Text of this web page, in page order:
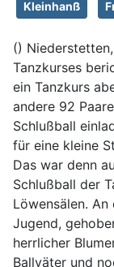
Kleinhanß
()
Tanzkurses
ein Tanzkurs
andere 92
Schlußball
für eine kleine
Das war denn
Schlußball der
Löwensälen.
Jugend,
herrlicher
Ballväter und